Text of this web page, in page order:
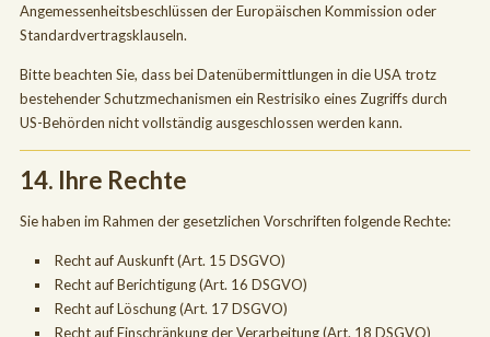
Angemessenheitsbeschlüssen der Europäischen Kommission oder
Standardvertragsklauseln.
Bitte beachten Sie, dass bei Datenübermittlungen in die USA trotz
bestehender Schutzmechanismen ein Restrisiko eines Zugriffs durch
US-Behörden nicht vollständig ausgeschlossen werden kann.
14. Ihre Rechte
Sie haben im Rahmen der gesetzlichen Vorschriften folgende Rechte:
Recht auf Auskunft (Art. 15 DSGVO)
Recht auf Berichtigung (Art. 16 DSGVO)
Recht auf Löschung (Art. 17 DSGVO)
Recht auf Einschränkung der Verarbeitung (Art. 18 DSGVO)